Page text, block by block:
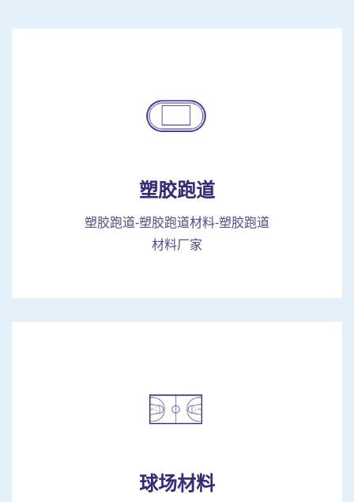
塑胶跑道
塑胶跑道-塑胶跑道材料-塑胶跑道
材料厂家
球场材料